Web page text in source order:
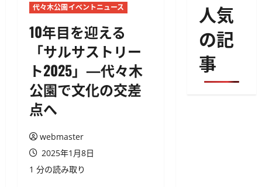
代々木公園イベントニュース
10年目を迎える
「サルサストリー
ト2025」—代々木
公園で文化の交差
点へ
webmaster
2025年1月8日
1 分の読み取り
人気
の記
事